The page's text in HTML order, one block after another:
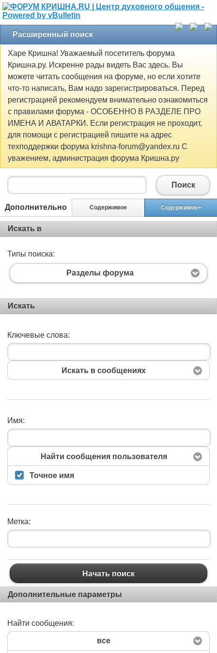
Расширенный поиск
Харе Кришна! Уважаемый посетитель форума
Кришна.ру. Искренне рады видеть Вас здесь. Вы
можете читать сообщения на форуме, но если хотите
что-то написать, Вам надо зарегистрироваться. Перед
регистрацией рекомендуем внимательно ознакомиться
с правилами форума - ОСОБЕННО В РАЗДЕЛЕ ПРО
ИМЕНА И АВАТАРКИ. Если регистрация не проходит,
для помощи с регистрацией пишите на адрес
техподдержки форума krishna-forum@yandex.ru С
уважением, администрация форума Кришна.ру
Поиск
Дополнительно Содержимое Содержимое+
Искать в
Типы поиска:
Разделы форума
Искать
Ключевые слова:
Искать в сообщениях
Имя:
Найти сообщения пользователя
Точное имя
Метка:
Начать поиск
Дополнительные параметры
Найти сообщения:
все